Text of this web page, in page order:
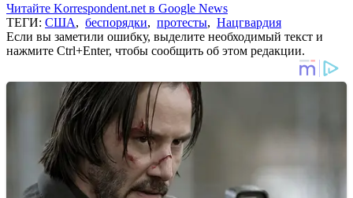
Читайте Korrespondent.net в Google News
ТЕГИ: США, беспорядки, протесты, Нацгвардия
Если вы заметили ошибку, выделите необходимый текст и
нажмите Ctrl+Enter, чтобы сообщить об этом редакции.